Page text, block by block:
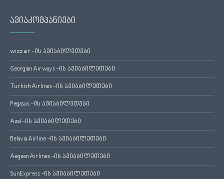
ავიაკომპანიები
wizz air -ის ავიაბილეთები
Georgian Airways -ის ავიაბილეთები
Turkish Airlines -ის ავიაბილეთები
Pegasus -ის ავიაბილეთები
Azal -ის ავიაბილეთები
Belavia Airline -ის ავიაბილეთები
Aegean Airlines -ის ავიაბილეთები
SunExpress -ის ავიაბილეთები